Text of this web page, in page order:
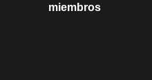
miembros